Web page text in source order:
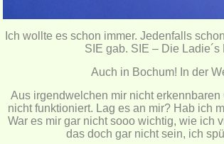
Ich wollte es schon immer. Jedenfalls
SIE gab. SIE – Die
Auch in Bochum! In der
Aus irgendwelchen mir nicht
nicht funktioniert. Lag es an mir? Hab ich
War es mir gar nicht sooo wichtig, wie ich
das doch gar nicht sein, ich